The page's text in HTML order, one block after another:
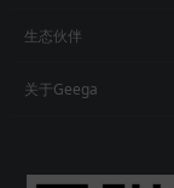
生态伙伴
关于Geega